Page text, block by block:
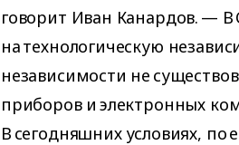
говорит Иван Канардов. — В
на технологическую
независимости не
приборов и электронных
В сегодняшних условиях,